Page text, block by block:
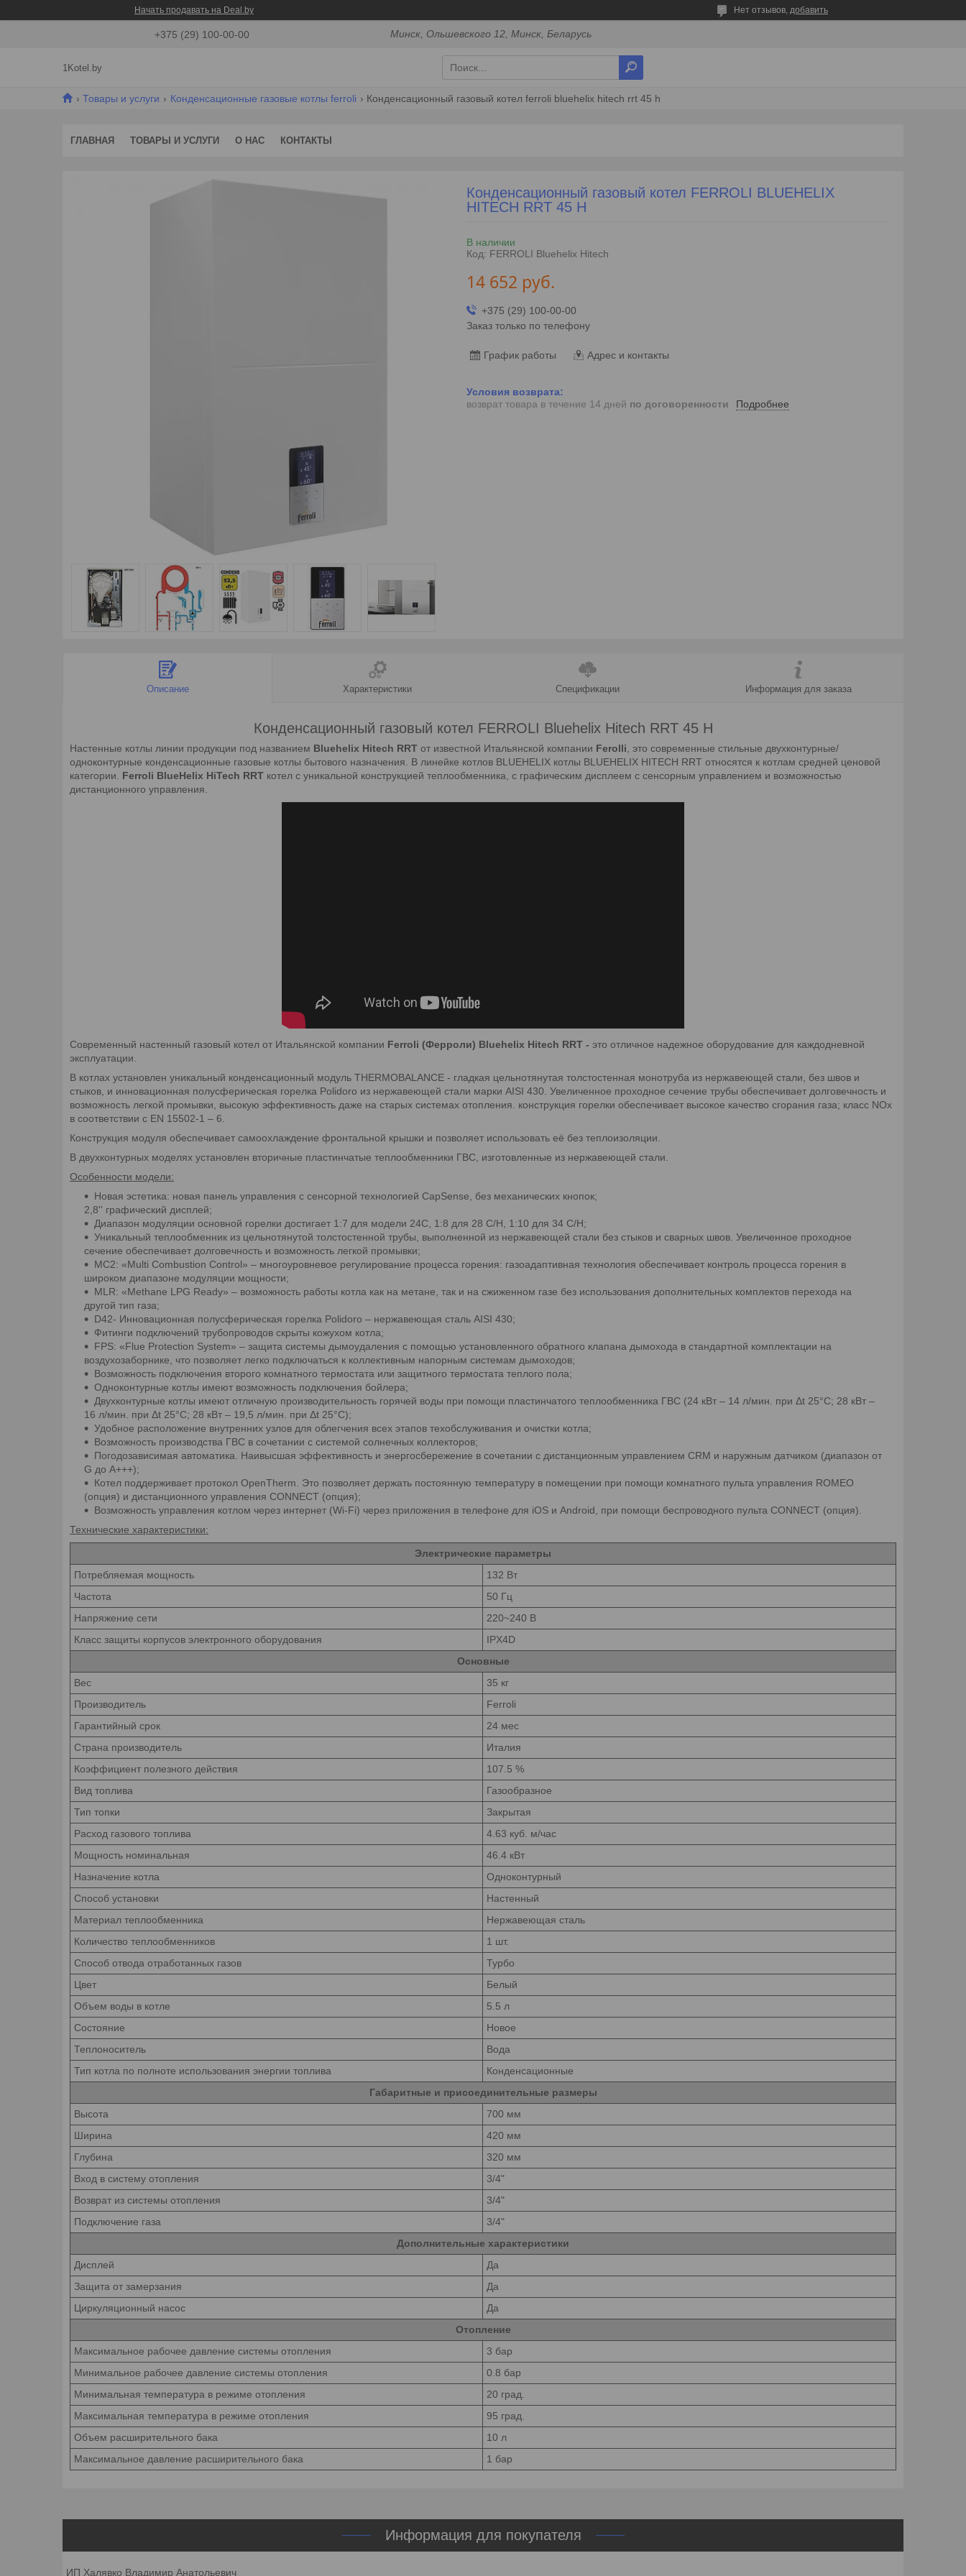
Начать продавать на Deal.by Нет отзывов, добавить
+375 (29) 100-00-00 Минск, Ольшевского 12, Минск, Беларусь
1Kotel.by
Товары и услуги Конденсационные газовые котлы ferroli Конденсационный газовый котел ferroli bluehelix hitech rrt 45 h
ГЛАВНАЯ ТОВАРЫ И УСЛУГИ О НАС КОНТАКТЫ
Конденсационный газовый котел FERROLI BLUEHELIX
HITECH RRT 45 H
В наличии
Код: FERROLI Bluehelix Hitech
14 652 руб.
+375 (29) 100-00-00
Заказ только по телефону
График работы Адрес и контакты
возврат товара в течение 14 дней по договоренности Подробнее
Описание Характеристики Спецификации Информация для заказа
Конденсационный газовый котел FERROLI Bluehelix Hitech RRT 45 H
Настенные котлы линии продукции под названием Bluehelix Hitech RRT от известной Итальянской компании Ferolli , это современные стильные двухконтурные/
одноконтурные конденсационные газовые котлы бытового назначения. В линейке котлов BLUEHELIX котлы BLUEHELIX HITECH RRT относятся к котлам средней ценовой
категории. Ferroli BlueHelix HiTech RRT котел с уникальной конструкцией теплообменника, с графическим дисплеем с сенсорным управлением и возможностью
дистанционного управления.
Современный настенный газовый котел от Итальянской компании Ferroli (Ферроли) Bluehelix Hitech RRT - это отличное надежное оборудование для каждодневной
эксплуатации.
В котлах установлен уникальный конденсационный модуль THERMOBALANCE - гладкая цельнотянутая толстостенная монотруба из нержавеющей стали, без швов и
стыков, и инновационная полусферическая горелка Polidoro из нержавеющей стали марки AISI 430. Увеличенное проходное сечение трубы обеспечивает долговечность и
возможность легкой промывки, высокую эффективность даже на старых системах отопления. конструкция горелки обеспечивает высокое качество сгорания газа; класс NOx
в соответствии с EN 15502-1 – 6.
Конструкция модуля обеспечивает самоохлаждение фронтальной крышки и позволяет использовать её без теплоизоляции.
В двухконтурных моделях установлен вторичные пластинчатые теплообменники ГВС, изготовленные из нержавеющей стали.
Особенности модели:
Новая эстетика: новая панель управления с сенсорной технологией CapSense, без механических кнопок;
2,8'' графический дисплей;
Диапазон модуляции основной горелки достигает 1:7 для модели 24С, 1:8 для 28 С/H, 1:10 для 34 С/H;
Уникальный теплообменник из цельнотянутой толстостенной трубы, выполненной из нержавеющей стали без стыков и сварных швов. Увеличенное проходное
сечение обеспечивает долговечность и возможность легкой промывки;
MC2: «Multi Combustion Control» – многоуровневое регулирование процесса горения: газоадаптивная технология обеспечивает контроль процесса горения в
широком диапазоне модуляции мощности;
MLR: «Methane LPG Ready» – возможность работы котла как на метане, так и на сжиженном газе без использования дополнительных комплектов перехода на
другой тип газа;
D42- Инновационная полусферическая горелка Polidoro – нержавеющая сталь AISI 430;
Фитинги подключений трубопроводов скрыты кожухом котла;
FPS: «Flue Protection System» – защита системы дымоудаления с помощью установленного обратного клапана дымохода в стандартной комплектации на
воздухозаборнике, что позволяет легко подключаться к коллективным напорным системам дымоходов;
Возможность подключения второго комнатного термостата или защитного термостата теплого пола;
Одноконтурные котлы имеют возможность подключения бойлера;
Двухконтурные котлы имеют отличную производительность горячей воды при помощи пластинчатого теплообменника ГВС (24 кВт – 14 л/мин. при Δt 25°C; 28 кВт –
16 л/мин. при Δt 25°C; 28 кВт – 19,5 л/мин. при Δt 25°C);
Удобное расположение внутренних узлов для облегчения всех этапов техобслуживания и очистки котла;
Возможность производства ГВС в сочетании с системой солнечных коллекторов;
Погодозависимая автоматика. Наивысшая эффективность и энергосбережение в сочетании с дистанционным управлением CRM и наружным датчиком (диапазон от
G до A+++);
Котел поддерживает протокол OpenTherm. Это позволяет держать постоянную температуру в помещении при помощи комнатного пульта управления ROMEO
(опция) и дистанционного управления CONNECT (опция);
Возможность управления котлом через интернет (Wi-Fi) через приложения в телефоне для iOS и Android, при помощи беспроводного пульта CONNECT (опция).
Технические характеристики:
Электрические параметры
Потребляемая мощность
132 Вт
Частота
50 Гц
Напряжение сети
220~240 В
Класс защиты корпусов электронного оборудования
IPX4D
Основные
Вес
35 кг
Производитель
Ferroli
Гарантийный срок
24 мес
Страна производитель
Италия
Коэффициент полезного действия
107.5 %
Вид топлива
Газообразное
Тип топки
Закрытая
Расход газового топлива
4.63 куб. м/час
Мощность номинальная
46.4 кВт
Назначение котла
Одноконтурный
Способ установки
Настенный
Материал теплообменника
Нержавеющая сталь
Количество теплообменников
1 шт.
Способ отвода отработанных газов
Турбо
Цвет
Белый
Объем воды в котле
5.5 л
Состояние
Новое
Теплоноситель
Вода
Тип котла по полноте использования энергии топлива
Конденсационные
Габаритные и присоединительные размеры
Высота
700 мм
Ширина
420 мм
Глубина
320 мм
Вход в систему отопления
3/4"
Возврат из системы отопления
3/4"
Подключение газа
3/4"
Дополнительные характеристики
Дисплей
Да
Защита от замерзания
Да
Циркуляционный насос
Да
Отопление
Максимальное рабочее давление системы отопления
3 бар
Минимальное рабочее давление системы отопления
0.8 бар
Минимальная температура в режиме отопления
20 град.
Максимальная температура в режиме отопления
95 град.
Объем расширительного бака
10 л
Максимальное давление расширительного бака
1 бар
Информация для покупателя
ИП Халявко Владимир Анатольевич